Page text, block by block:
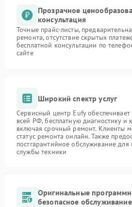
Прозрачное
консультация
Точные прайс-листы,
ремонта, отсутствие скрытых
бесплатной консультации по
сайте
Широкий спектр услуг
Сервисный центр Eufy обеспечивает
всей РФ, бесплатную диагностику и
включая срочный ремонт. Клиенты
статус ремонта онлайн. Также
постгарантийное обслуживание
службы техники
Оригинальные
безопасное